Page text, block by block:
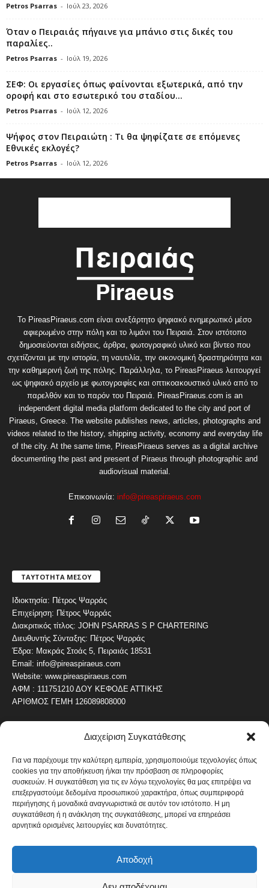
Διαχείριση Συγκατάθεσης
Για να παρέχουμε την καλύτερη εμπειρία, χρησιμοποιούμε τεχνολογίες όπως
cookies για την αποθήκευση ή/και την πρόσβαση σε πληροφορίες
συσκευών. Η συγκατάθεση για τις εν λόγω τεχνολογίες θα μας επιτρέψει να
επεξεργαστούμε δεδομένα προσωπικού χαρακτήρα, όπως συμπεριφορά
περιήγησης ή μοναδικά αναγνωριστικά σε αυτόν τον ιστότοπο. Η μη
συγκατάθεση ή η ανάκληση της συγκατάθεσης, μπορεί να επηρεάσει
αρνητικά ορισμένες λειτουργίες και δυνατότητες.
Αποδοχή
Petros Psarras - Ιούλ 23, 2026
Όταν ο Πειραιάς πήγαινε για μπάνιο στις δικές του
παραλίες..
Petros Psarras - Ιούλ 19, 2026
ΣΕΦ: Οι εργασίες όπως φαίνονται εξωτερικά, από την
οροφή και στο εσωτερικό του σταδίου...
Petros Psarras - Ιούλ 12, 2026
Ψήφος στον Πειραιώτη : Τι θα ψηφίζατε σε επόμενες
Εθνικές εκλογές?
Petros Psarras - Ιούλ 12, 2026
Το PireasPiraeus.com είναι ανεξάρτητο ψηφιακό ενημερωτικό μέσο
αφιερωμένο στην πόλη και το λιμάνι του Πειραιά. Στον ιστότοπο
δημοσιεύονται ειδήσεις, άρθρα, φωτογραφικό υλικό και βίντεο που
σχετίζονται με την ιστορία, τη ναυτιλία, την οικονομική δραστηριότητα και
την καθημερινή ζωή της πόλης. Παράλληλα, το PireasPiraeus λειτουργεί
ως ψηφιακό αρχείο με φωτογραφίες και οπτικοακουστικό υλικό από το
παρελθόν και το παρόν του Πειραιά. PireasPiraeus.com is an
independent digital media platform dedicated to the city and port of
Piraeus, Greece. The website publishes news, articles, photographs and
videos related to the history, shipping activity, economy and everyday life
of the city. At the same time, PireasPiraeus serves as a digital archive
documenting the past and present of Piraeus through photographic and
audiovisual material.
Επικοινωνία: info@pireaspiraeus.com
ΤΑΥΤΟΤΗΤΑ ΜΕΣΟΥ
Ιδιοκτησία: Πέτρος Ψαρράς
Επιχείρηση: Πέτρος Ψαρράς
Διακριτικός τίτλος: JOHN PSARRAS S P CHARTERING
Διευθυντής Σύνταξης: Πέτρος Ψαρράς
Έδρα: Μακράς Στοάς 5, Πειραιάς 18531
Email: info@pireaspiraeus.com
Website: www.pireaspiraeus.com
ΑΦΜ : 111751210 ΔΟΥ ΚΕΦΟΔΕ ΑΤΤΙΚΗΣ
ΑΡΙΘΜΟΣ ΓΕΜΗ 126089808000
ΔΗΜΟΦΙΛΗ ΚΑΤΗΓΟΡΙΑ
ΝΕΑ ΤΟΥ ΠΕΙΡΑΙΑ 4487
ΟΛΥΜΠΙΑΚΟΣ
ΑΛΛΑ ΚΟΙΝΩΝΙΚΑ
ΕΙΔΗΣΕΙΣ ΝΑΥΤΙΛΙΑ
ΟΙΚΟΝΟΜΙΚΑ
ΚΑΛΛΙΤΕΧΝΙΚΑ 822